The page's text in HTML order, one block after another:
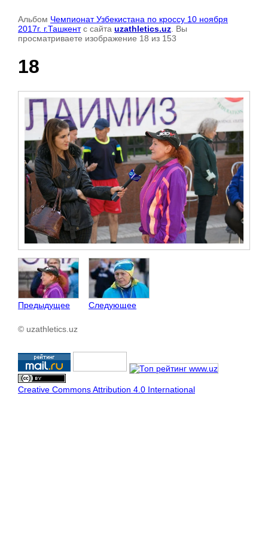
Альбом Чемпионат Узбекистана по кроссу 10 ноября
2017г. г.Ташкентс сайта uzathletics.uz . Вы
просматриваете изображение 18 из 153
18
Предыдущее Следующее
© uzathletics.uz
Creative Commons Attribution 4.0 International